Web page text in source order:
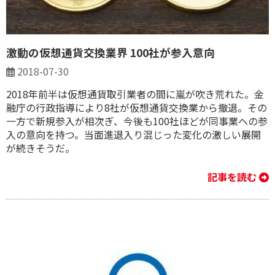
激動の仮想通貨交換業界 100社が参入意向
2018-07-30
2018年前半は仮想通貨取引業者の間に嵐が吹き荒れた。金
融庁の行政指導により8社が仮想通貨交換業から撤退。その
一方で新規参入が相次ぎ、今後も100社ほどが同事業への参
入の意向を持つ。当面進退入り混じった変化の激しい展開
が続きそうだ。
記事を読む